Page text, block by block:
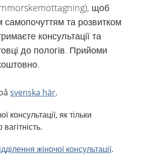
щоб
та розвитком
консультації та
до пологів. Прийоми
svenska här.
консультації, як тільки
жіночої консультації.